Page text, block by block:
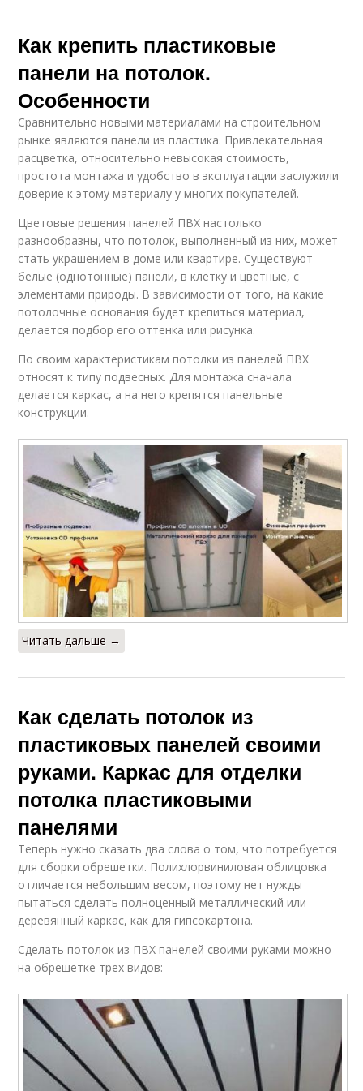
Как крепить пластиковые
панели на потолок.
Особенности
Сравнительно новыми материалами на строительном
рынке являются панели из пластика. Привлекательная
расцветка, относительно невысокая стоимость,
простота монтажа и удобство в эксплуатации заслужили
доверие к этому материалу у многих покупателей.
Цветовые решения панелей ПВХ настолько
разнообразны, что потолок, выполненный из них, может
стать украшением в доме или квартире. Существуют
белые (однотонные) панели, в клетку и цветные, с
элементами природы. В зависимости от того, на какие
потолочные основания будет крепиться материал,
делается подбор его оттенка или рисунка.
По своим характеристикам потолки из панелей ПВХ
относят к типу подвесных. Для монтажа сначала
делается каркас, а на него крепятся панельные
конструкции.
Читать дальше →
Как сделать потолок из
пластиковых панелей своими
руками. Каркас для отделки
потолка пластиковыми
панелями
Теперь нужно сказать два слова о том, что потребуется
для сборки обрешетки. Полихлорвиниловая облицовка
отличается небольшим весом, поэтому нет нужды
пытаться сделать полноценный металлический или
деревянный каркас, как для гипсокартона.
Сделать потолок из ПВХ панелей своими руками можно
на обрешетке трех видов: